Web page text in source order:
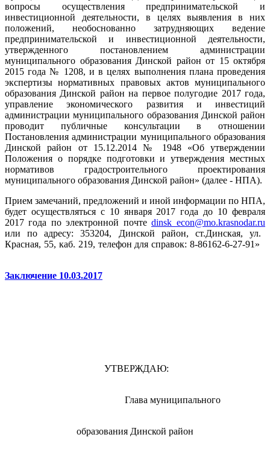
вопросы осуществления предпринимательской и
инвестиционной деятельности, в целях выявления в них
положений, необоснованно затрудняющих ведение
предпринимательской и инвестиционной деятельности,
утвержденного постановлением администрации
муниципального образования Динской район от 15 октября
2015 года № 1208, и в целях выполнения плана проведения
экспертизы нормативных правовых актов муниципального
образования Динской район на первое полугодие 2017 года,
управление экономического развития и инвестиций
администрации муниципального образования Динской район
проводит публичные консультации в отношении
Постановления администрации муниципального образования
Динской район от 15.12.2014 № 1948 «Об утверждении
Положения о порядке подготовки и утверждения местных
нормативов градостроительного проектирования
муниципального образования Динской район» (далее - НПА).
Прием замечаний, предложений и иной информации по НПА,
будет осуществляться с 10 января 2017 года до 10 февраля
2017 года по электронной почте dinsk_econ@mo.krasnodar.ru
или по адресу: 353204, Динской район, ст.Динская, ул.
Красная, 55, каб. 219, телефон для справок: 8-86162-6-27-91»
Заключение 10.03.2017
УТВЕРЖДАЮ:
Глава муниципального
образования Динской район